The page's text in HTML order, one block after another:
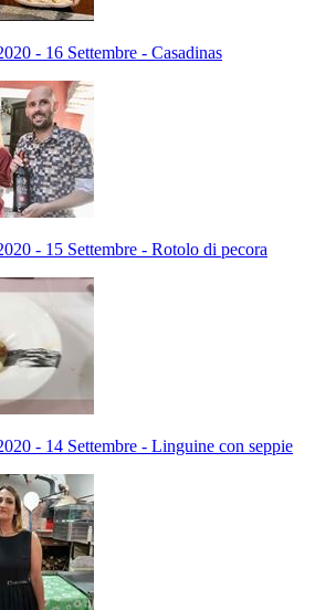
- 16 Settembre - Casadinas
- 15 Settembre - Rotolo di pecora
- 14 Settembre - Linguine con seppie